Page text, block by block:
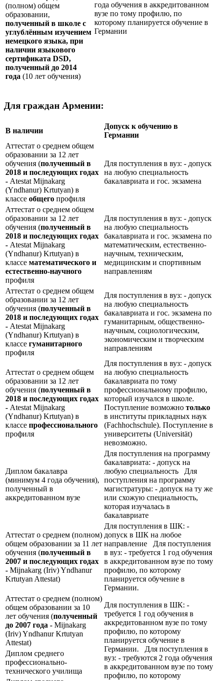
года обучения в аккредитованном
вузе по тому профилю, по
которому планируется обучение в
Германии
(полном) общем
образовании,
полученный в школе с
углублённым изучением
немецкого языка, при
наличии языкового
сертификата DSD,
полученный до 2014
года (10 лет обучения)
Для граждан Армении:
В наличии
Допуск к обучению в
Германии
Аттестат о среднем общем
образовании за 12 лет
обучения (полученный в
2018 и последующих годах
- Atestat Mijnakarg
(Yndhanur) Krtutyan) в
классе общего профиля
Для поступления в вуз: - допуск
на любую специальность
бакалавриата и гос. экзамена
Аттестат о среднем общем
образовании за 12 лет
обучения (полученный в
2018 и последующих годах
- Atestat Mijnakarg
(Yndhanur) Krtutyan) в
классе математического и
естественно-научного
профиля
Для поступления в вуз: - допуск
на любую специальность
бакалавриата и гос. экзамена по
математическим, естественно-
научным, техническим,
медицинским и спортивным
направлениям
Аттестат о среднем общем
образовании за 12 лет
обучения (полученный в
2018 и последующих годах
- Atestat Mijnakarg
(Yndhanur) Krtutyan) в
классе гуманитарного
профиля
Для поступления в вуз: - допуск
на любую специальность
бакалавриата и гос. экзамена по
гуманитарным, общественно-
научным, социологическим,
экономическим и творческим
направлениям
Аттестат о среднем общем
образовании за 12 лет
обучения (полученный в
2018 и последующих годах
- Atestat Mijnakarg
(Yndhanur) Krtutyan) в
классе профессионального
профиля
Для поступления в вуз: - допуск
на любую специальность
бакалавриата по тому
профессиональному профилю,
который изучался в школе.
Поступление возможно только
в институты прикладных наук
(Fachhochschule). Поступление в
университеты (Universität)
невозможно.
Диплом бакалавра
(минимум 4 года обучения),
полученный в
аккредитованном вузе
Для поступления на программу
бакалавриата: - допуск на
любую специальность Для
поступления на программу
магистратуры: - допуск на ту же
или схожую специальность,
которая изучалась в
бакалавриате
Аттестат о среднем (полном)
общем образовании за 11 лет
обучения (полученный в
2007 и последующих годах
- Mijnakarg (Iriv) Yndhanur
Krtutyan Attestat)
Для поступления в ШК: -
допуск в ШК на любое
направление Для поступления
в вуз: - требуется 1 год обучения
в аккредитованном вузе по тому
профилю, по которому
планируется обучение в
Германии.
Аттестат о среднем (полном)
общем образовании за 10
лет обучения (полученный
до 2007 года - Mijnakarg
(Iriv) Yndhanur Krtutyan
Attestat)
Для поступления в ШК: -
требуется 1 год обучения в
аккредитованном вузе по тому
профилю, по которому
планируется обучение в
Германии. Для поступления в
вуз: - требуются 2 года обучения
в аккредитованном вузе по тому
профилю, по которому
Диплом среднего
профессионально-
технического училища